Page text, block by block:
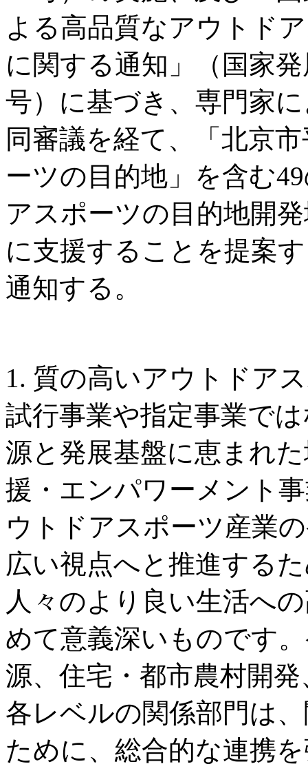
よる高品質なアウトド
に関する通知」（国家
号）に基づき、専門家
同審議を経て、「北京
ーツの目的地」を含む
アスポーツの目的地開
に支援することを提案
通知する。
1. 質の高いアウトドア
試行事業や指定事業で
源と発展基盤に恵まれ
援・エンパワーメント
ウトドアスポーツ産業
広い視点へと推進する
人々のより良い生活へ
めて意義深いものです
源、住宅・都市農村開
各レベルの関係部門は
ために、総合的な連携